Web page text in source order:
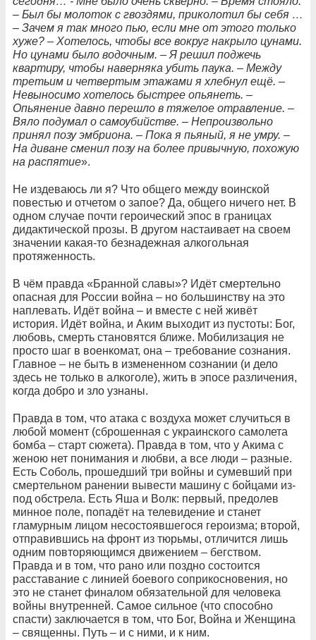
– Был бы молоток с гвоздями, приколотил бы себя …
– Зачем я так много пью, если мне от этого только
хуже? – Хотелось, чтобы все вокруг накрыло цунами.
Но цунами было водочным. – Я решил поджечь
квартиру, чтобы наверняка убить паука. – Между
третьим и четвертым этажами я хлебнул ещё. –
Невыносимо хотелось быстрее опьянеть. –
Опьянение давно перешло в тяжелое отравление. –
Вяло подумал о самоубийстве. – Непроизвольно
принял позу эмбриона. – Пока я пьяный, я не умру. –
На диване сменил позу на более привычную, похожую
на распятие».
Не издеваюсь ли я? Что общего между воинской
повестью и отчетом о запое? Да, общего ничего нет. В
одном случае почти героический эпос в границах
дидактической прозы. В другом настаивает на своем
значении какая-то безнадежная алкогольная
протяженность.
В чём правда «Бранной славы»? Идёт смертельно
опасная для России война – но большинству на это
наплевать. Идёт война – и вместе с ней живёт
история. Идёт война, и Аким выходит из пустоты: Бог,
любовь, смерть становятся ближе. Мобилизация не
просто шаг в военкомат, она – требование сознания.
Главное – не быть в измененном сознании (и дело
здесь не только в алкоголе), жить в эпосе различения,
когда добро и зло узнаны.
Правда в том, что атака с воздуха может случиться в
любой момент (сброшенная с украинского самолета
бомба – старт сюжета). Правда в том, что у Акима с
женою нет понимания и любви, а все люди – разные.
Есть Соболь, прошедший три войны и сумевший при
смертельном ранении вывести машину с бойцами из-
под обстрела. Есть Яша и Волк: первый, предолев
минное поле, попадёт на телевидение и станет
гламурным лицом несостоявшегося героизма; второй,
отправившись на фронт из тюрьмы, отличится лишь
одним повторяющимся движением – бегством.
Правда и в том, что рано или поздно состоится
расставание с линией боевого соприкосновения, но
это не станет финалом обязательной для человека
войны внутренней. Самое сильное (что способно
спасти) заключается в том, что Бог, Война и Женщина
– священны. Путь – и с ними, и к ним.